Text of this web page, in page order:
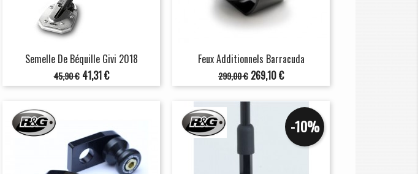
Semelle De Béquille Givi 2018
Prix
de
45,90 € Prix
41,31 €
Feux Additionnels Barracuda
Prix
de
base
299,00 € Prix
269,10 €
-10%